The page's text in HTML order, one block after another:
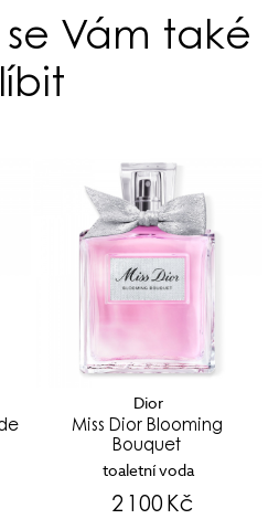
Vám také
líbit
Dior
Miss Dior Blooming
Bouquet
toaletní voda
2 100 Kč